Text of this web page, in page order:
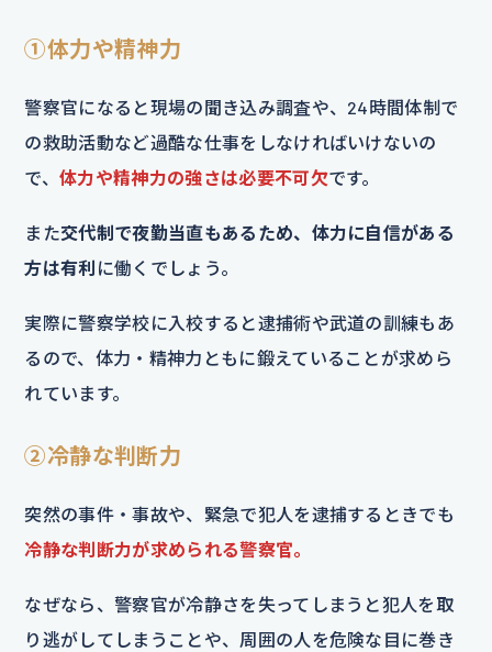
①体力や精神力
警察官になると現場の聞き込み調査や、24時間体制で
の救助活動など過酷な仕事をしなければいけないの
で、体力や精神力の強さは必要不可欠です。
また交代制で夜勤当直もあるため、体力に自信がある
方は有利 に働くでしょう。
実際に警察学校に入校すると逮捕術や武道の訓練もあ
るので、体力・精神力ともに鍛えていることが求めら
れています。
②冷静な判断力
突然の事件・事故や、緊急で犯人を逮捕するときでも
冷静な判断力が求められる警察官。
なぜなら、警察官が冷静さを失ってしまうと犯人を取
り逃がしてしまうことや、周囲の人を危険な目に巻き